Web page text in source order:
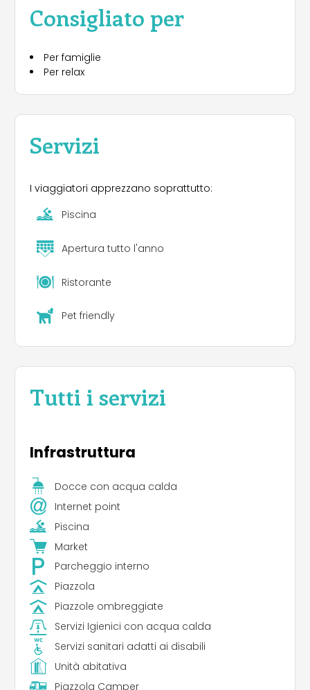
confortevole possibile, dalle attrezzature per le
piazzole, i bungalows, alla piscina, minimarket, TV
CAMPING VALDEIVA OFFRE SERVIZIO BUS GRATUITO
DA/PER LA STAZIONE FS DI DEIVA MARINA.
Consigliato per
Per famiglie
Per relax
Servizi
I viaggiatori apprezzano soprattutto:
Piscina
Apertura tutto l'anno
Ristorante
Pet friendly
Tutti i servizi
Infrastruttura
Docce con acqua calda
Internet point
Piscina
Market
Parcheggio interno
Piazzola
Piazzole ombreggiate
Servizi Igienici con acqua calda
Servizi sanitari adatti ai disabili
Unità abitativa
Piazzola Camper